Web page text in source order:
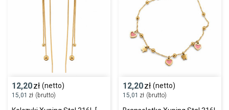
12,20zł (netto)
15,01 zł (brutto)
12,20zł (netto)
15,01 zł (brutto)